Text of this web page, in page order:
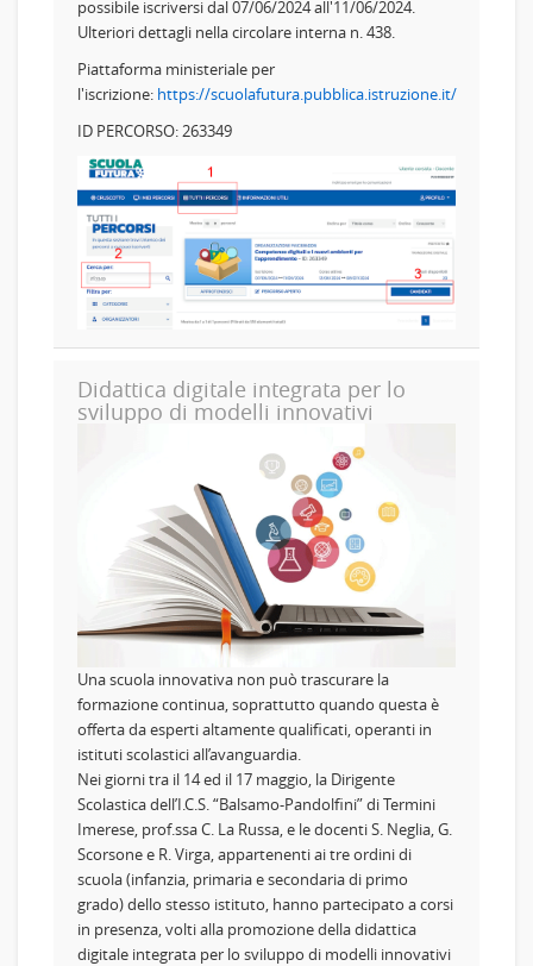
possibile iscriversi dal 07/06/2024 all'11/06/2024.
Ulteriori dettagli nella circolare interna n. 438.
Piattaforma ministeriale per
l'iscrizione: https://scuolafutura.pubblica.istruzione.it/
ID PERCORSO: 263349
Didattica digitale integrata per lo
sviluppo di modelli innovativi
Una scuola innovativa non può trascurare la
formazione continua, soprattutto quando questa è
offerta da esperti altamente qualificati, operanti in
istituti scolastici all’avanguardia.
Nei giorni tra il 14 ed il 17 maggio, la Dirigente
Scolastica dell’I.C.S. “Balsamo-Pandolfini” di Termini
Imerese, prof.ssa C. La Russa, e le docenti S. Neglia, G.
Scorsone e R. Virga, appartenenti ai tre ordini di
scuola (infanzia, primaria e secondaria di primo
grado) dello stesso istituto, hanno partecipato a corsi
in presenza, volti alla promozione della didattica
digitale integrata per lo sviluppo di modelli innovativi